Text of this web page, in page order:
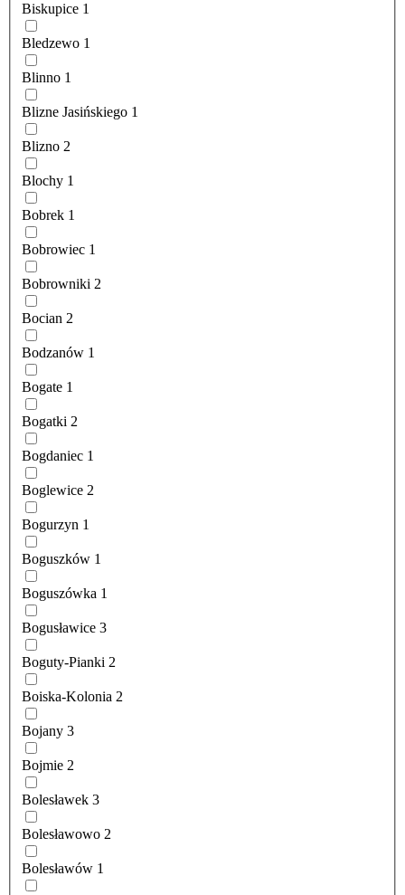
Biskupice 1
Bledzewo 1
Blinno 1
Blizne Jasińskiego 1
Blizno 2
Blochy 1
Bobrek 1
Bobrowiec 1
Bobrowniki 2
Bocian 2
Bodzanów 1
Bogate 1
Bogatki 2
Bogdaniec 1
Boglewice 2
Bogurzyn 1
Boguszków 1
Boguszówka 1
Bogusławice 3
Boguty-Pianki 2
Boiska-Kolonia 2
Bojany 3
Bojmie 2
Bolesławek 3
Bolesławowo 2
Bolesławów 1